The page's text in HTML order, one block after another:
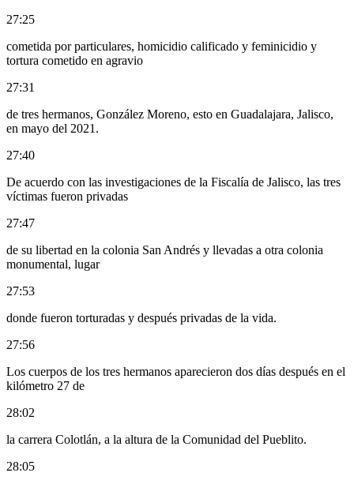
27:25
cometida por particulares, homicidio calificado y feminicidio y
tortura cometido en agravio
27:31
de tres hermanos, González Moreno, esto en Guadalajara, Jalisco,
en mayo del 2021.
27:40
De acuerdo con las investigaciones de la Fiscalía de Jalisco, las tres
víctimas fueron privadas
27:47
de su libertad en la colonia San Andrés y llevadas a otra colonia
monumental, lugar
27:53
donde fueron torturadas y después privadas de la vida.
27:56
Los cuerpos de los tres hermanos aparecieron dos días después en el
kilómetro 27 de
28:02
la carrera Colotlán, a la altura de la Comunidad del Pueblito.
28:05